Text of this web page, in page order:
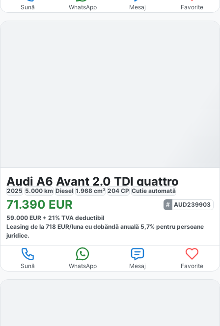
Sună WhatsApp Mesaj Favorite
Audi A6 Avant 2.0 TDI quattro
2025 5.000 km Diesel 1.968 cm³ 204 CP Cutie automată
71.390 EUR
AUD239903
59.000 EUR + 21% TVA deductibil
Leasing de la 718 EUR/luna cu dobăndă anuală 5,7% pentru persoane
juridice.
Sună WhatsApp Mesaj Favorite